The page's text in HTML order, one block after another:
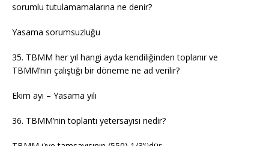
sorumlu tutulamamalarına ne denir?
Yasama sorumsuzluğu
35. TBMM her yıl hangi ayda kendiliğinden toplanır ve
TBMM’nin çalıştığı bir döneme ne ad verilir?
Ekim ayı – Yasama yılı
36. TBMM’nin toplantı yetersayısı nedir?